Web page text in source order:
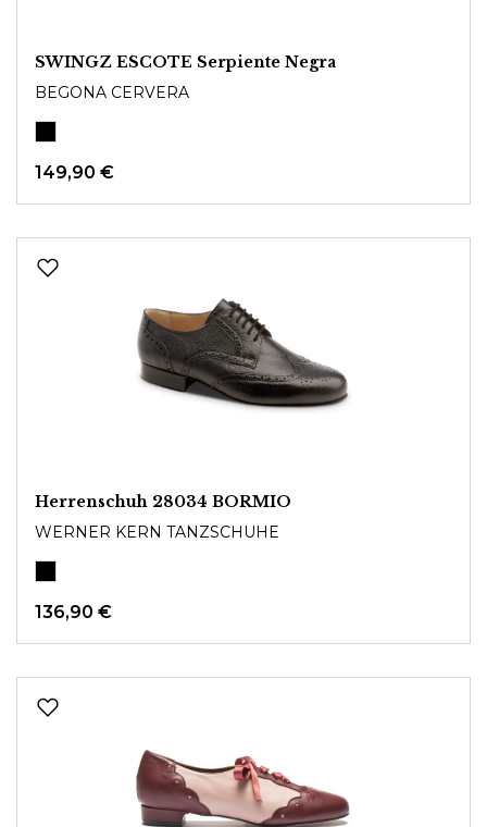
SWINGZ ESCOTE Serpiente Negra
BEGONA CERVERA
149,90 €
Herrenschuh 28034 BORMIO
WERNER KERN TANZSCHUHE
136,90 €